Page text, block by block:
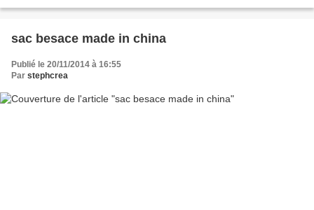
sac besace made in china
Publié le 20/11/2014 à 16:55
Par stephcrea